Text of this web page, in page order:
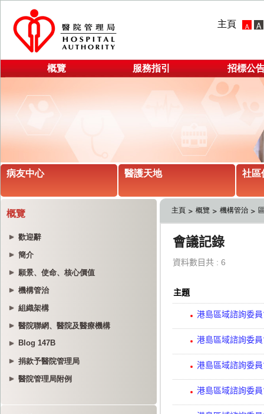
主頁
概覽 服務指引 招標公
病友中心 醫護天地 社區
概覽
歡迎辭
簡介
願景、使命、核心價值
機構管治
組織架構
醫院聯網、醫院及醫療機構
Blog 147B
捐款予醫院管理局
醫院管理局附例
主頁 概覽 機構管治